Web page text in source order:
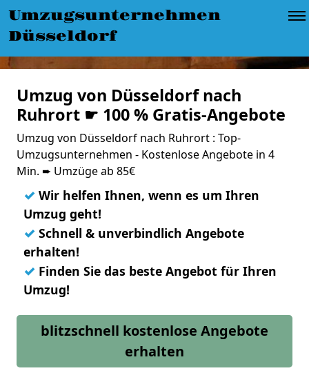
Umzugsunternehmen
Düsseldorf
Umzug von Düsseldorf nach
Ruhrort ☛ 100 % Gratis-Angebote
Umzug von Düsseldorf nach Ruhrort : Top-
Umzugsunternehmen - Kostenlose Angebote in 4
Min. ➨ Umzüge ab 85€
✓ Wir helfen Ihnen, wenn es um Ihren
Umzug geht!
✓ Schnell & unverbindlich Angebote
erhalten!
✓ Finden Sie das beste Angebot für Ihren
Umzug!
blitzschnell kostenlose Angebote
erhalten